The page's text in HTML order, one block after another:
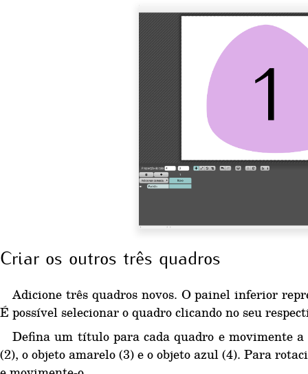
Criar os outros três quadros
Adicione três quadros novos. O painel inferior
É possível selecionar o quadro clicando no seu
Defina um título para cada quadro e movimente
(2), o objeto amarelo (3) e o objeto azul (4). Para